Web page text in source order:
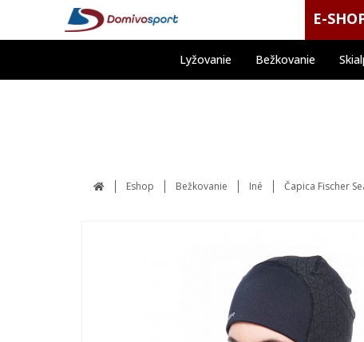
E-
Lyžovanie Bežkovanie
Eshop Bežkovanie Iné Čapica Fischer